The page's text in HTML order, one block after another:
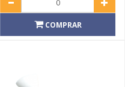
COMPRAR